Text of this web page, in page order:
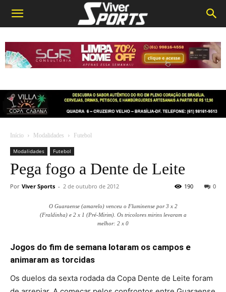
Início Modalidades Futebol
Modalidades Futebol
Pega fogo a Dente de Leite
Por Viver Sports - 2 de outubro de 2012 0
190
O Guaraense (amarelo) venceu o Fluminense por 3 x 2
(Fraldinha) e 2 x 1 (Pré-Mirim). Os tricolores mirins levaram a
melhor: 2 x 0
Jogos do fim de semana lotaram os campos e
animaram as torcidas
Os duelos da sexta rodada da Copa Dente de Leite foram